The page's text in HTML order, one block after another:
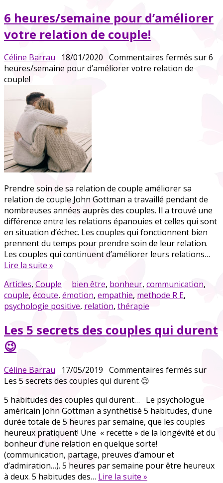
6 heures/semaine pour d’améliorer
votre relation de couple!
Céline Barrau 18/01/2020 Commentaires fermés sur 6
heures/semaine pour d’améliorer votre relation de
couple!
Prendre soin de sa relation de couple améliorer sa
relation de couple John Gottman a travaillé pendant de
nombreuses années auprès des couples. Il a trouvé une
différence entre les relations épanouies et celles qui sont
en situation d’échec. Les couples qui fonctionnent bien
prennent du temps pour prendre soin de leur relation.
Les couples qui continuent d’améliorer leurs relations…
Lire la suite »
Articles, Couple bien être, bonheur, communication,
couple, écoute, émotion, empathie, methode R E,
psychologie positive, relation, thérapie
Les 5 secrets des couples qui durent
😉
Céline Barrau 17/05/2019 Commentaires fermés sur
Les 5 secrets des couples qui durent 😉
5 habitudes des couples qui durent… Le psychologue
américain John Gottman a synthétisé 5 habitudes, d’une
durée totale de 5 heures par semaine, que les couples
heureux pratiquent! Une « recette » de la longévité et du
bonheur d’une relation en quelque sorte!
(communication, partage, preuves d’amour et
d’admiration…). 5 heures par semaine pour être heureux
à deux. 5 habitudes des… Lire la suite »